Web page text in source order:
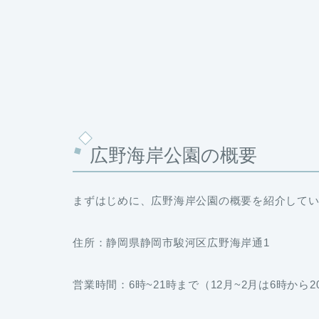
広野海岸公園の概要
まずはじめに、広野海岸公園の概要を紹介してい
住所：静岡県静岡市駿河区広野海岸通1
営業時間：6時~21時まで（12月~2月は6時から